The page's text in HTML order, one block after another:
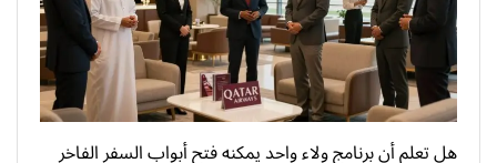
هل تعلم أن برنامج ولاء واحد يمكنه فتح أبواب السفر الفاخر